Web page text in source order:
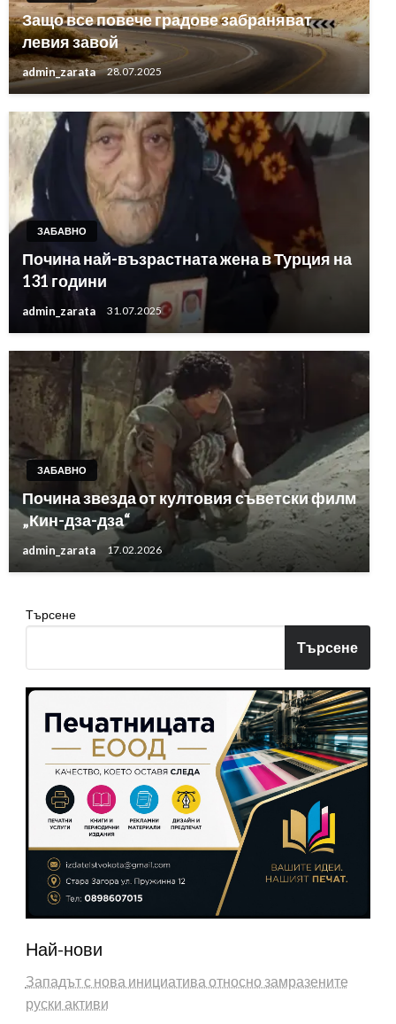
Защо все повече градове забраняват
левия завой
admin_zarata 28.07.2025
ЗАБАВНО
Почина най-възрастната жена в Турция на
131 години
admin_zarata 31.07.2025
ЗАБАВНО
Почина звезда от култовия съветски филм
„Кин-дза-дза“
admin_zarata 17.02.2026
Търсене
Търсене
Най-нови
Западът с нова инициатива относно замразените
руски активи